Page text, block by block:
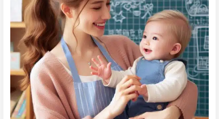
Φάσης
Εγγραφών
Μαθητών
ΕΠΑΛ